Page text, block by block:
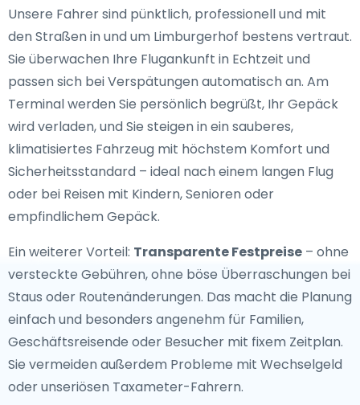
Unsere Fahrer sind pünktlich, professionell und mit
den Straßen in und um Limburgerhof bestens vertraut.
Sie überwachen Ihre Flugankunft in Echtzeit und
passen sich bei Verspätungen automatisch an. Am
Terminal werden Sie persönlich begrüßt, Ihr Gepäck
wird verladen, und Sie steigen in ein sauberes,
klimatisiertes Fahrzeug mit höchstem Komfort und
Sicherheitsstandard – ideal nach einem langen Flug
oder bei Reisen mit Kindern, Senioren oder
empfindlichem Gepäck.
Ein weiterer Vorteil: Transparente Festpreise – ohne
versteckte Gebühren, ohne böse Überraschungen bei
Staus oder Routenänderungen. Das macht die Planung
einfach und besonders angenehm für Familien,
Geschäftsreisende oder Besucher mit fixem Zeitplan.
Sie vermeiden außerdem Probleme mit Wechselgeld
oder unseriösen Taxameter-Fahrern.